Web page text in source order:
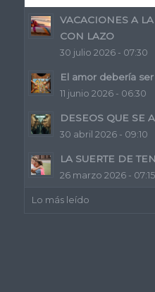
VACACIONES A LA
CON LAZO
30 julio 2026 - 07:30
El amor debería
11 junio 2026 - 06:30
DESEOS QUE SE
30 abril 2026 - 09:10
LA SUERTE DE
26 marzo 2026 - 07:15
Lo más leído